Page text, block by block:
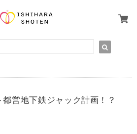
営地下鉄ジャック計画！？